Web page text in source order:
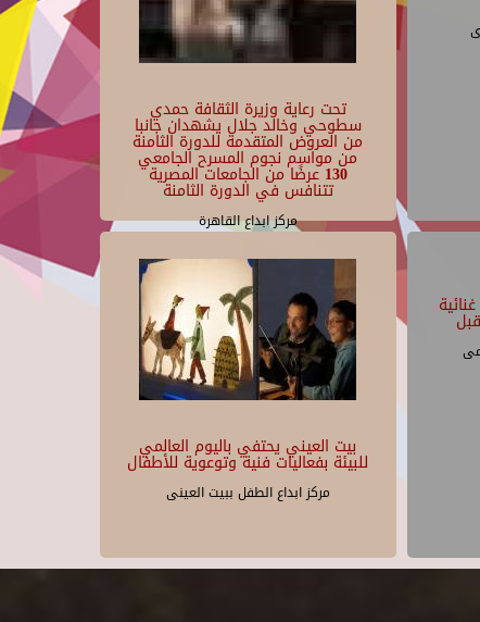
تحت رعاية وزيرة الثقافة حمدي
سطوحي وخالد جلال يشهدان جانبا
من العروض المتقدمة للدورة الثامنة
من مواسم نجوم المسرح الجامعي
130 عرضًا من الجامعات المصرية
تتنافس في الدورة الثامنة
مركز ابداع القاهرة
بيت العيني يحتفي باليوم العالمي
للبيئة بفعاليات فنية وتوعوية للأطفال
مركز ابداع الطفل ببيت العينى